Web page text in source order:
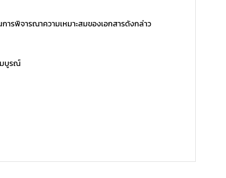
รพิจารณาความเหมาะสมของเอกสารดังกล่าว
บูรณ์